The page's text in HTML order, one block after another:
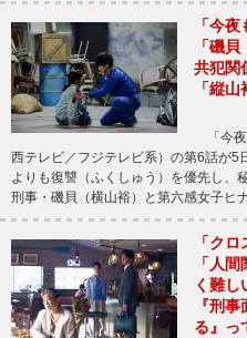
「今
「磯
共犯関
「縦
「今夜
西テレビ／フジテレビ系）の第6話が
よりも復讐（ふくしゅう）を優先し、
刑事・磯貝（横山裕）と第六感女子ヒ
「ク
「人
く難し
『刑
る』っ